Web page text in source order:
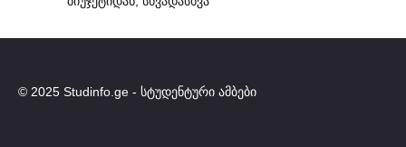
© 2025 Studinfo.ge - სტუდენტური ამბები